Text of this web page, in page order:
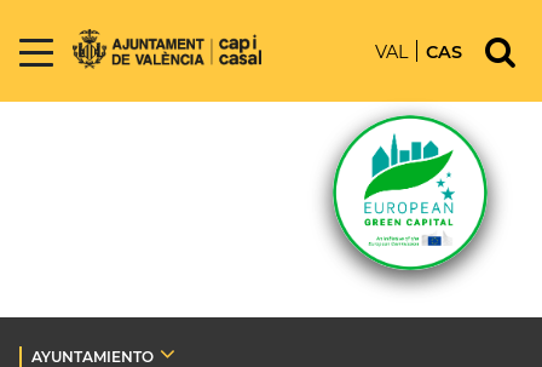
VAL CAS
AYUNTAMIENTO